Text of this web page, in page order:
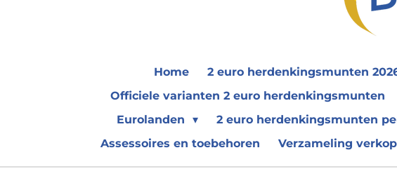
Home 2 euro herdenkingsmunten
Officiele varianten 2 euro herdenkingsmunten
Eurolanden
2 euro herdenkingsmunten
Assessoires en toebehoren
Verzameling